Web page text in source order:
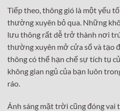
Tiếp theo, thông gió là một yếu
thường xuyên bỏ qua. Những
lưu thông rất dễ trở thành nơi
thường xuyên mở cửa sổ và tạo
thông có thể hạn chế sự tích tụ
không gian ngủ của bạn luôn
ráo.
Ánh sáng mặt trời cũng đóng vai